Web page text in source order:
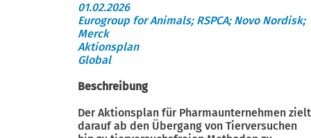
01.02.2026
Eurogroup for Animals; RSPCA; Novo Nordisk;
Merck
Aktionsplan
Global
Beschreibung
Der Aktionsplan für Pharmaunternehmen zielt
darauf ab den Übergang von Tierversuchen